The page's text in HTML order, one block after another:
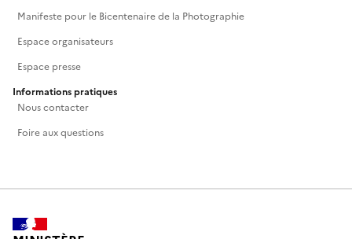
Manifeste pour le Bicentenaire de la Photographie
Espace organisateurs
Espace presse
Informations pratiques
Nous contacter
Foire aux questions